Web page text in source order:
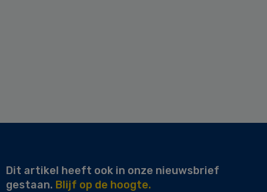
Dit artikel heeft ook in onze nieuwsbrief
gestaan. Blijf op de hoogte.